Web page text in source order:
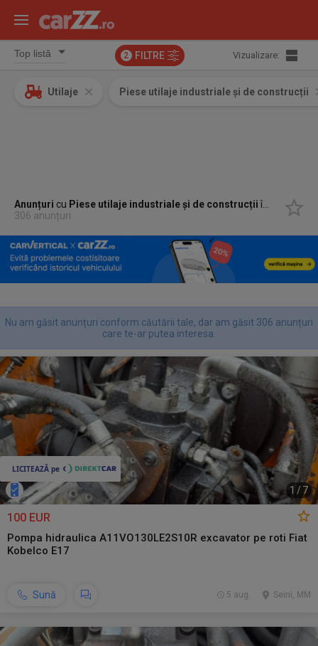
2 FILTRE Vizualizare:
Utilaje Piese utilaje industriale și de construcții
Anunțuri cu Piese utilaje industriale și de construcțiiîn
Mures
306 anunțuri
Nu am găsit anunțuri conform căutării tale, dar am găsit 306 anunțuri
care te-ar putea interesa.
1 / 7
100 EUR
Pompa hidraulica A11VO130LE2S10R excavator pe roti Fiat
Kobelco E17
Sună Seini, MM
5 aug.